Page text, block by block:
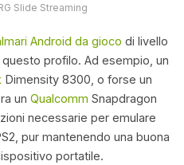
Slide Streaming
Android da gioco di livello
profilo. Ad esempio, un
Dimensity 8300, o forse un
un Qualcomm Snapdragon
necessarie per emulare
pur mantenendo una buona
portatile.